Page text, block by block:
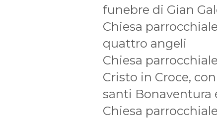
funebre di Gian
Chiesa
quattro angeli
Chiesa
Cristo in Croce,
santi Bonaventura
Chiesa